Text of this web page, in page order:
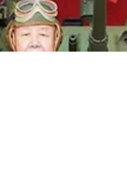
年三月礁溪李宅)